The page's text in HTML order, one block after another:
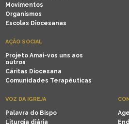
Movimentos
Organismos
Escolas Diocesanas
AÇÃO SOCIAL
Projeto Amai-vos uns aos
outros
Cáritas Diocesana
Comunidades Terapêuticas
VOZ DA IGREJA
Palavra do Bispo
Liturgia diária